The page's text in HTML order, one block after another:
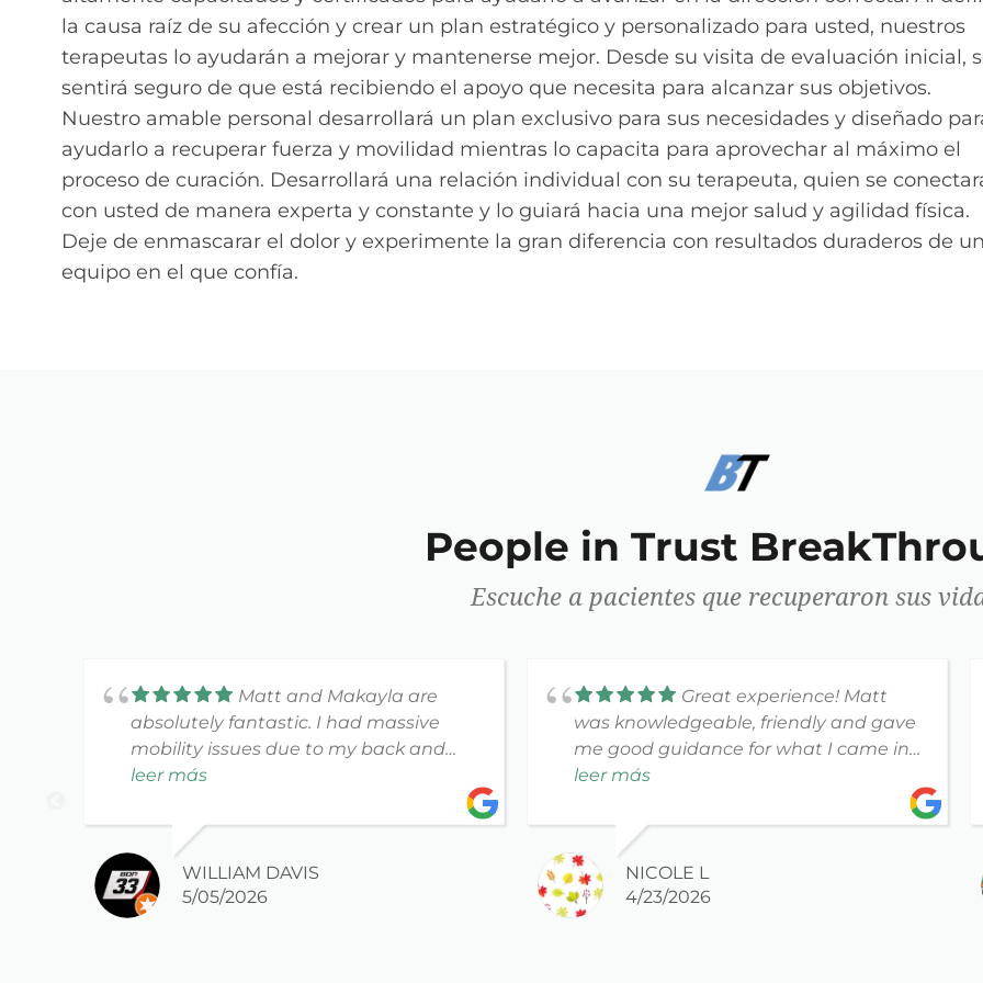
la causa raíz de su afección y crear un plan estratégico y personalizado para usted, nuestros
terapeutas lo ayudarán a mejorar y mantenerse mejor. Desde su visita de evaluación inicial,
sentirá seguro de que está recibiendo el apoyo que necesita para alcanzar sus objetivos.
Nuestro amable personal desarrollará un plan exclusivo para sus necesidades y diseñado
ayudarlo a recuperar fuerza y movilidad mientras lo capacita para aprovechar al máximo el
proceso de curación. Desarrollará una relación individual con su terapeuta, quien se
con usted de manera experta y constante y lo guiará hacia una mejor salud y agilidad física.
Deje de enmascarar el dolor y experimente la gran diferencia con resultados duraderos de un
equipo en el que confía.
People in Trust
Escuche a pacientes que recuperaron sus
Matt and Makayla are
absolutely fantastic. I had massive
mobility issues due to my back and
they worked with me to regain my
Having issues and need PT? This is your
place.
leer más
WILLIAM DAVIS
5/05/2026
Great experience! Matt
was knowledgeable, friendly and gave
me good guidance for what I came in
for. Took the time to listen to me during
appointment scheduled to the visit,
everyone was great. Highly
recommend!
leer más
NICOLE L
4/23/2026